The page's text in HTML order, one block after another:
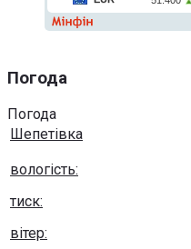
Погода
Погода
Шепетівка
вологість:
тиск:
вітер: